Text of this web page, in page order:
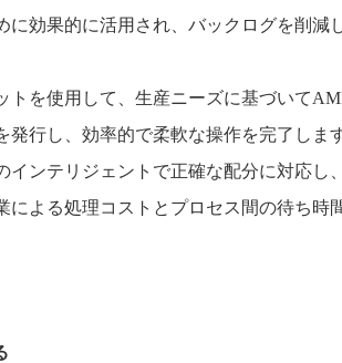
効果的に活用され、バックログを削減し
トを使用して、生産ニーズに基づいて
行し、効率的で柔軟な操作を完了します
ンテリジェントで正確な配分に対応し
よる処理コストとプロセス間の待ち時